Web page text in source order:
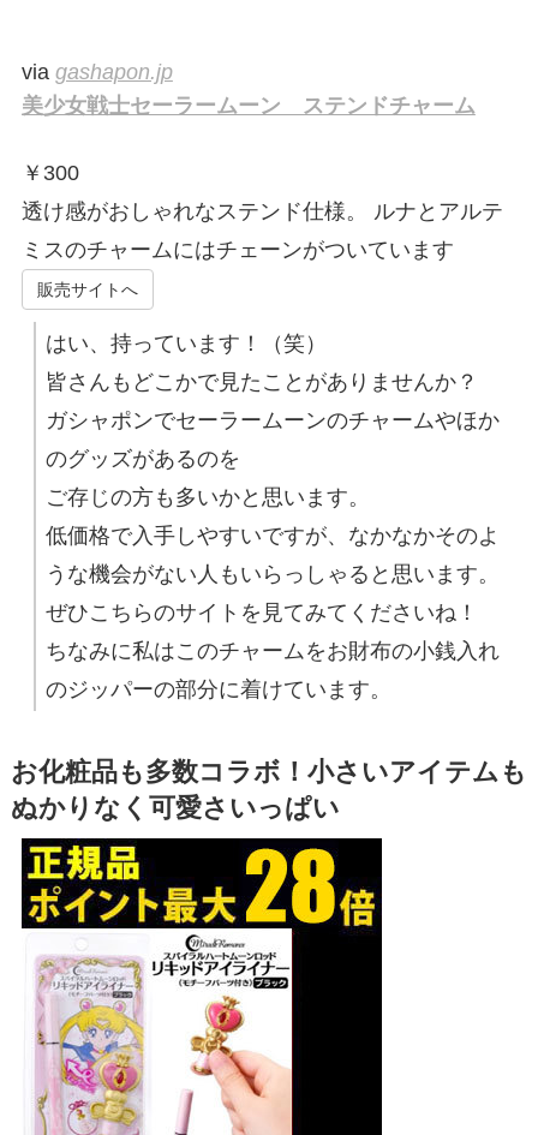
via gashapon.jp
美少女戦士セーラームーン ステンドチャーム
￥ 300
透け感がおしゃれなステンド仕様。 ルナとアルテ
ミスのチャームにはチェーンがついています
販売サイトへ
はい、持っています！（笑）
皆さんもどこかで見たことがありませんか？
ガシャポンでセーラームーンのチャームやほか
のグッズがあるのを
ご存じの方も多いかと思います。
低価格で入手しやすいですが、なかなかそのよ
うな機会がない人もいらっしゃると思います。
ぜひこちらのサイトを見てみてくださいね！
ちなみに私はこのチャームをお財布の小銭入れ
のジッパーの部分に着けています。
お化粧品も多数コラボ！小さいアイテムも
ぬかりなく可愛さいっぱい